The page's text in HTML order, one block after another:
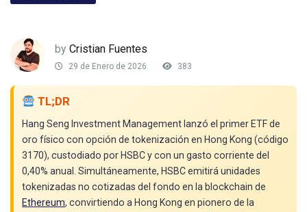
by Cristian Fuentes
29 de Enero de 2026 383
TL;DR
Hang Seng Investment Management lanzó el primer ETF de
oro físico con opción de tokenización en Hong Kong (código
3170), custodiado por HSBC y con un gasto corriente del
0,40% anual. Simultáneamente, HSBC emitirá unidades
tokenizadas no cotizadas del fondo en la blockchain de
Ethereum, convirtiendo a Hong Kong en pionero de la